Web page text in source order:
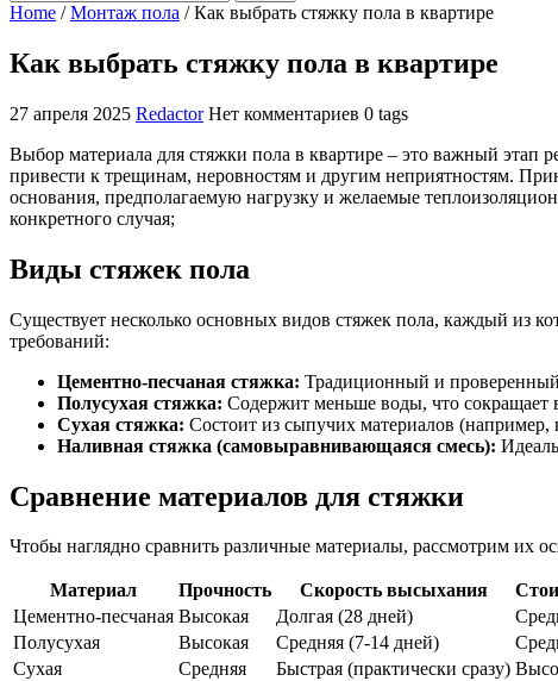
Home /Монтаж пола /Как выбрать стяжку пола в квартире
Как выбрать стяжку пола в квартире
27 апреля 2025 Redactor Нет комментариев 0 tags
Выбор материала для стяжки пола в квартире – это важный
привести к трещинам, неровностям и другим неприятностям.
основания, предполагаемую нагрузку и желаемые
конкретного случая;
Виды стяжек пола
Существует несколько основных видов стяжек пола, каждый из
требований:
Цементно-песчаная стяжка: Традиционный и проверенный
Полусухая стяжка: Содержит меньше воды, что сокращает
Сухая стяжка: Состоит из сыпучих материалов
Наливная стяжка (самовыравнивающаяся смесь):
Сравнение материалов для стяжки
Чтобы наглядно сравнить различные материалы, рассмотрим их
Материал Прочность Скорость высыхания
Цементно-песчаная Высокая Долгая (28 дней)
Полусухая
Высокая Средняя (7-14 дней)
Сухая
Средняя Быстрая (практически сразу)